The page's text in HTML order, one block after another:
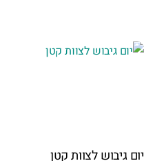
יום גיבוש לצוות קטן